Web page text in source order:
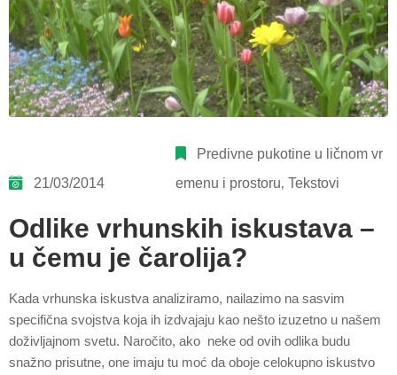
21/03/2014
Predivne pukotine u ličnom vr
emenu i prostoru‚Tekstovi
Odlike vrhunskih iskustava –
u čemu je čarolija?
Kada vrhunska iskustva analiziramo, nailazimo na sasvim
specifična svojstva koja ih izdvajaju kao nešto izuzetno u našem
doživljajnom svetu. Naročito, ako neke od ovih odlika budu
snažno prisutne, one imaju tu moć da oboje celokupno iskustvo